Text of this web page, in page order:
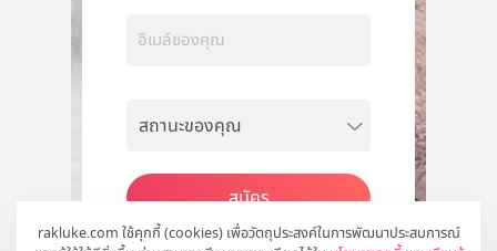
rakluke.com ใช้คุกกี้ (cookies) เพื่อวัตถุประสงค์ในการพัฒนาประสบการณ์
สมัคร